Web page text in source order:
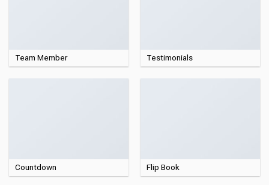
Team Member Testimonials
Countdown Flip Book